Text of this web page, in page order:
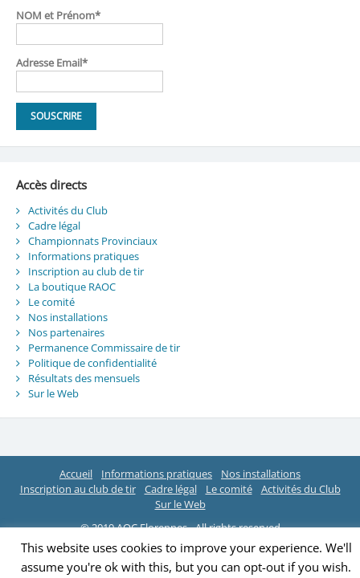
NOM et Prénom*
Adresse Email*
Accès directs
Activités du Club
Cadre légal
Championnats Provinciaux
Informations pratiques
Inscription au club de tir
La boutique RAOC
Le comité
Nos installations
Nos partenaires
Permanence Commissaire de tir
Politique de confidentialité
Résultats des mensuels
Sur le Web
Accueil Informations pratiques
Nos installations
Inscription au club de tir
Cadre légal Le comité
Activités du Club
Sur le Web
© 2019 AOC Florennes - All rights reserved
This website uses cookies to improve your experience. We'll
assume you're ok with this, but you can opt-out if you wish.